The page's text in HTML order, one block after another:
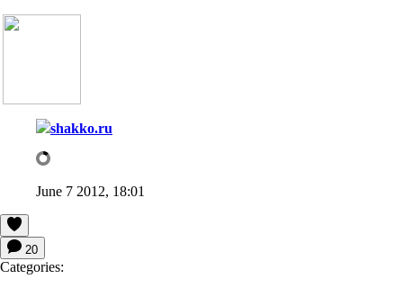
shakko.ru
June 7 2012, 18:01
20
Categories: